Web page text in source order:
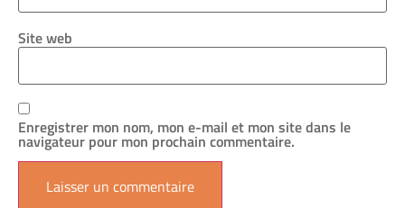
Site web
Enregistrer mon nom, mon e-mail et mon site dans le
navigateur pour mon prochain commentaire.